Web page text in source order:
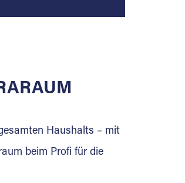
Partner und
Haushalts – mit
beim Profi für die